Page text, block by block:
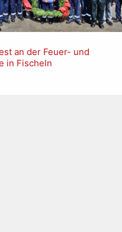
an der Feuer- und
in Fischeln